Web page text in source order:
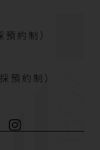
約制）
預約制）